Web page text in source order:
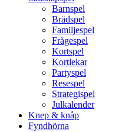
Barnspel
Brädspel
Familjespel
Frågespel
Kortspel
Kortlekar
Partyspel
Resespel
Strategispel
Julkalender
Knep & knåp
Fyndhörna